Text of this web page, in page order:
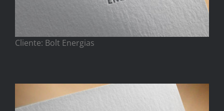
Cliente: Bolt Energias